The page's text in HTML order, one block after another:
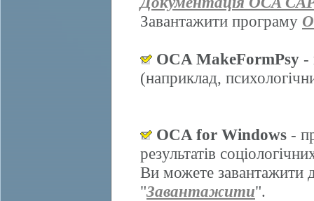
Завантажити програму
OCA MakeFormPsy -
(наприклад,
OCA for Windows -
результатів
Ви можете завантажити
"Завантажити".